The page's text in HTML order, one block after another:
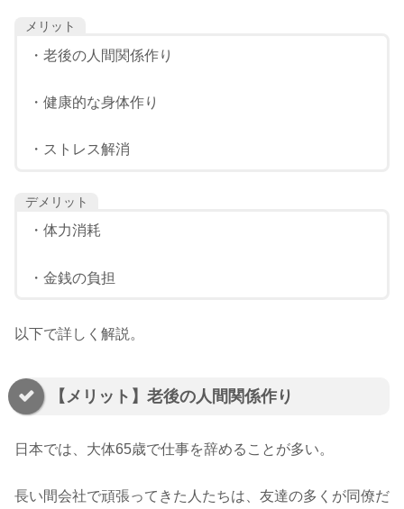
メリット
・老後の人間関係作り
・健康的な身体作り
・ストレス解消
デメリット
・体力消耗
・金銭の負担
以下で詳しく解説。
【メリット】老後の人間関係作り
日本では、大体65歳で仕事を辞めることが多い。
長い間会社で頑張ってきた人たちは、友達の多くが同僚だ